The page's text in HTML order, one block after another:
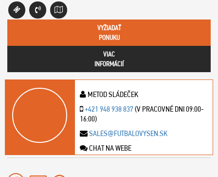
VYŽIADAŤ
PONUKU
VIAC
INFORMÁCIÍ
METOD SLÁDEČEK
+421 948 938 837(V PRACOVNÉ DNI 09:00-
16:00)
SALES@FUTBALOVYSEN.SK
CHAT NA WEBE